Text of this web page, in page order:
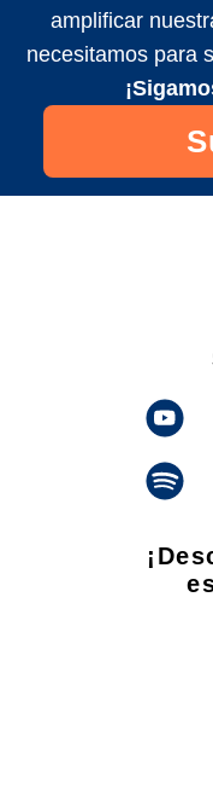
amplificar
necesitamos para